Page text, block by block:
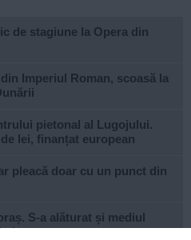
de stagiune la Opera din
Imperiul Roman, scoasă la
pietonal al Lugojului.
lei, finanțat european
pleacă doar cu un punct din
S-a alăturat și mediul